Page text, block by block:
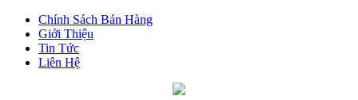
Chính Sách Bán Hàng
Giới Thiệu
Tin Tức
Liên Hệ